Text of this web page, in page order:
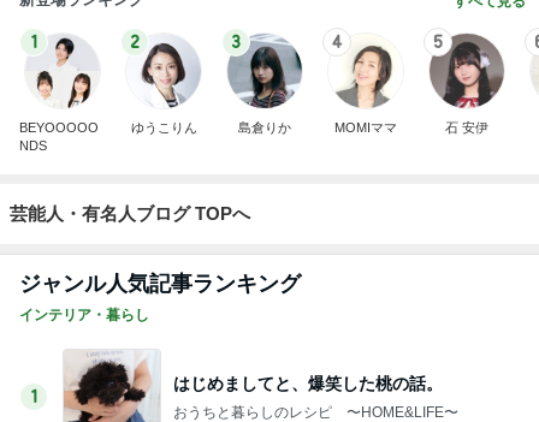
1
BEYOOOOO
NDS
2
ゆうこりん
3
島倉りか
4
MOMIママ
5
石 安伊
芸能人・有名人ブログ TOPへ
ジャンル人気記事ランキング
インテリア・暮らし
1
はじめましてと、爆笑した桃の話。
おうちと暮らしのレシピ 〜HOME&LIFE〜